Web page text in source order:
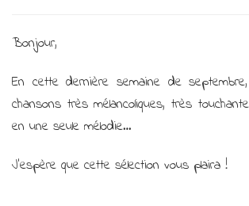
in
One
Bonjour,
En cette dernière semaine de
chansons très mélancoliques, très
en une seule mélodie…
J’espère que cette sélection vous plaira !